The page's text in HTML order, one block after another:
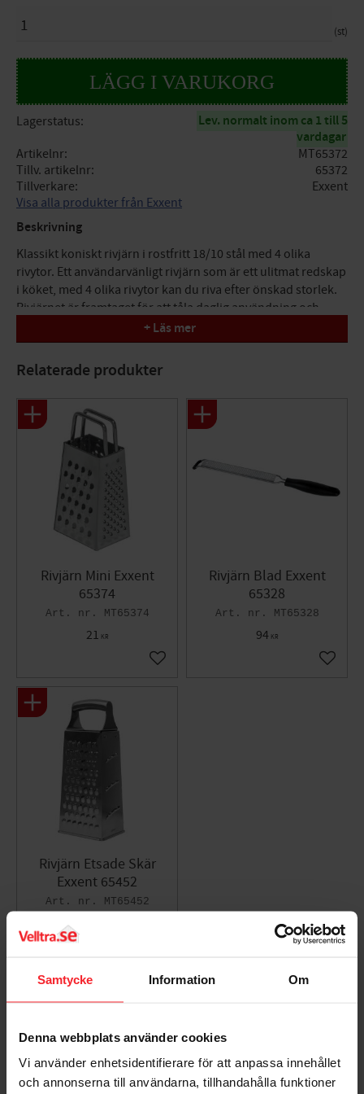
Samtycke Information Om
Denna webbplats använder cookies
Vi använder enhetsidentifierare för att anpassa innehållet
och annonserna till användarna, tillhandahålla funktioner
st
Lagerstatus
Lev. normalt inom ca 1 till 5
vardagar
Artikelnr
MT65372
Tillv. artikelnr
65372
Tillverkare
Exxent
Visa alla produkter från Exxent
Beskrivning
Klassikt koniskt rivjärn i rostfritt 18/10 stål med 4 olika
rivytor. Ett användarvänligt rivjärn som är ett ulitmat redskap
i köket, med 4 olika rivytor kan du riva efter önskad storlek.
Rivjärnet är framtaget för att tåla daglig användning och
Längd: 9,5cm
Höjd: 21,5cm
+ Läs mer
Du
Relaterade produkter
Rivjärn Mini Exxent
65374
MT65374
21 KR
Lägg till i favoriter
Rivjärn Blad Exxent
65328
MT65328
94KR
Lägg
Rivjärn Etsade Skär
Exxent 65452
MT65452